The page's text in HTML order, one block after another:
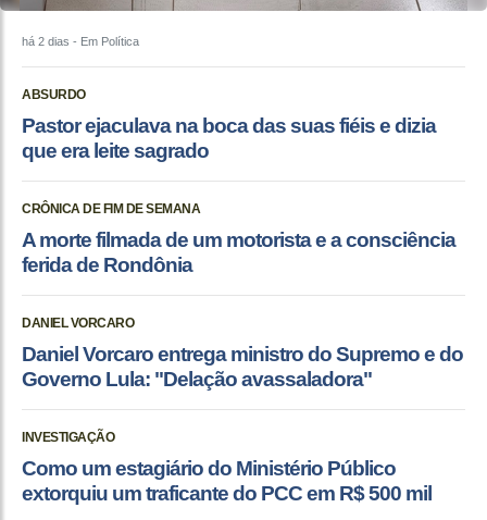
há 2 dias - Em Política
ABSURDO
Pastor ejaculava na boca das suas fiéis e dizia
que era leite sagrado
CRÔNICA DE FIM DE SEMANA
A morte filmada de um motorista e a consciência
ferida de Rondônia
DANIEL VORCARO
Daniel Vorcaro entrega ministro do Supremo e do
Governo Lula: "Delação avassaladora"
INVESTIGAÇÃO
Como um estagiário do Ministério Público
extorquiu um traficante do PCC em R$ 500 mil